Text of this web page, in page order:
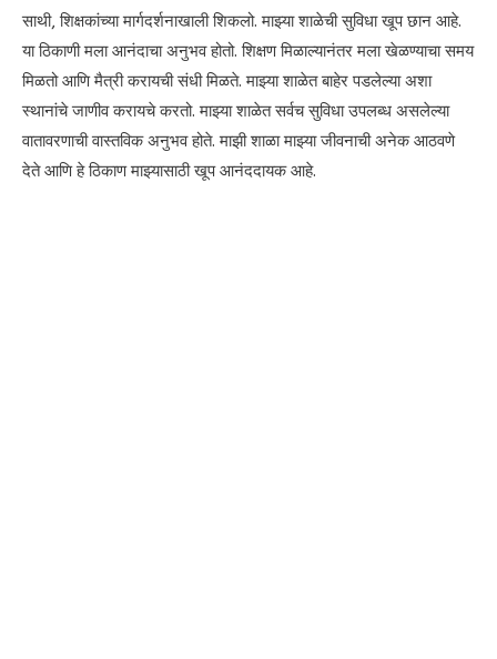
साथी, शिक्षकांच्या मार्गदर्शनाखाली शिकलो. माझ्या शाळेची सुविधा खूप छान आहे.
या ठिकाणी मला आनंदाचा अनुभव होतो. शिक्षण मिळाल्यानंतर मला खेळण्याचा समय
मिळतो आणि मैत्री करायची संधी मिळते. माझ्या शाळेत बाहेर पडलेल्या अशा
स्थानांचे जाणीव करायचे करतो. माझ्या शाळेत सर्वच सुविधा उपलब्ध असलेल्या
वातावरणाची वास्तविक अनुभव होते. माझी शाळा माझ्या जीवनाची अनेक आठवणे
देते आणि हे ठिकाण माझ्यासाठी खूप आनंददायक आहे.